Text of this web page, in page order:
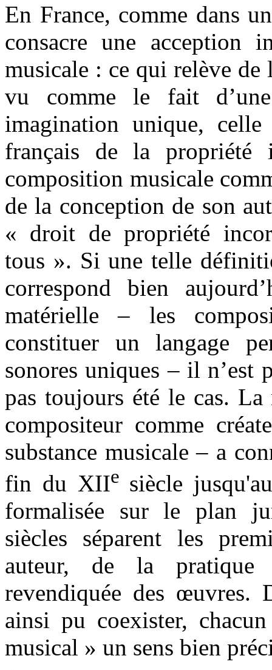
En France, comme dans
consacre une acception
musicale : ce qui relève
vu comme le fait d’une
imagination unique,
français de la propriété
composition musicale
de la conception de son
« droit de propriété
tous ». Si une telle
correspond bien
matérielle – les
constituer un langage
sonores uniques – il n’est
pas toujours été le cas.
compositeur comme
substance musicale – a
fin du XIIe siècle
formalisée sur le plan
siècles séparent les
auteur, de la pratique
revendiquée des œuvres.
ainsi pu coexister,
musical » un sens bien